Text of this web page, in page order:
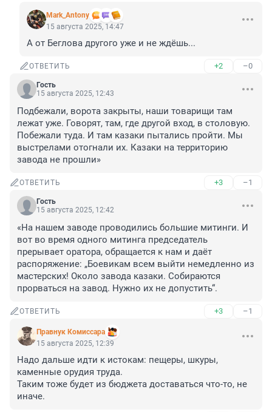
Mark_Antony
15 августа 2025, 14:47
А от Беглова другого уже и не ждёшь...
ОТВЕТИТЬ +2 –0
Гость
15 августа 2025, 12:43
Подбежали, ворота закрыты, наши товарищи там
лежат уже. Говорят, там, где другой вход, в столовую.
Побежали туда. И там казаки пытались пройти. Мы
выстрелами отогнали их. Казаки на территорию
завода не прошли»
ОТВЕТИТЬ +3 –1
Гость
15 августа 2025, 12:42
«На нашем заводе проводились большие митинги. И
вот во время одного митинга председатель
прерывает оратора, обращается к нам и даёт
распоряжение: „Боевикам всем выйти немедленно из
мастерских! Около завода казаки. Собираются
прорваться на завод. Нужно их не допустить“.
ОТВЕТИТЬ +3 –1
Правнук Комиссара
15 августа 2025, 12:39
Надо дальше идти к истокам: пещеры, шкуры,
каменные орудия труда.
Таким тоже будет из бюджета доставаться что-то, не
иначе.